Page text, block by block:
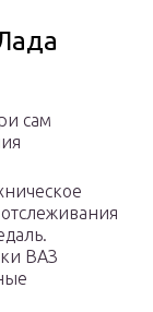
сам
ВАЗ